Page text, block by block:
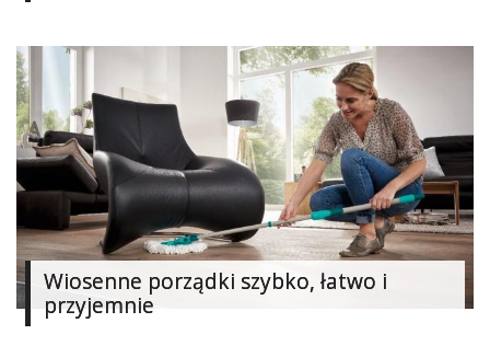
Kultura
Porady
ekspertów
Blogerek
Konkursy
Recenzje
Wiosenne porządki szybko, łatwo i
przyjemnie